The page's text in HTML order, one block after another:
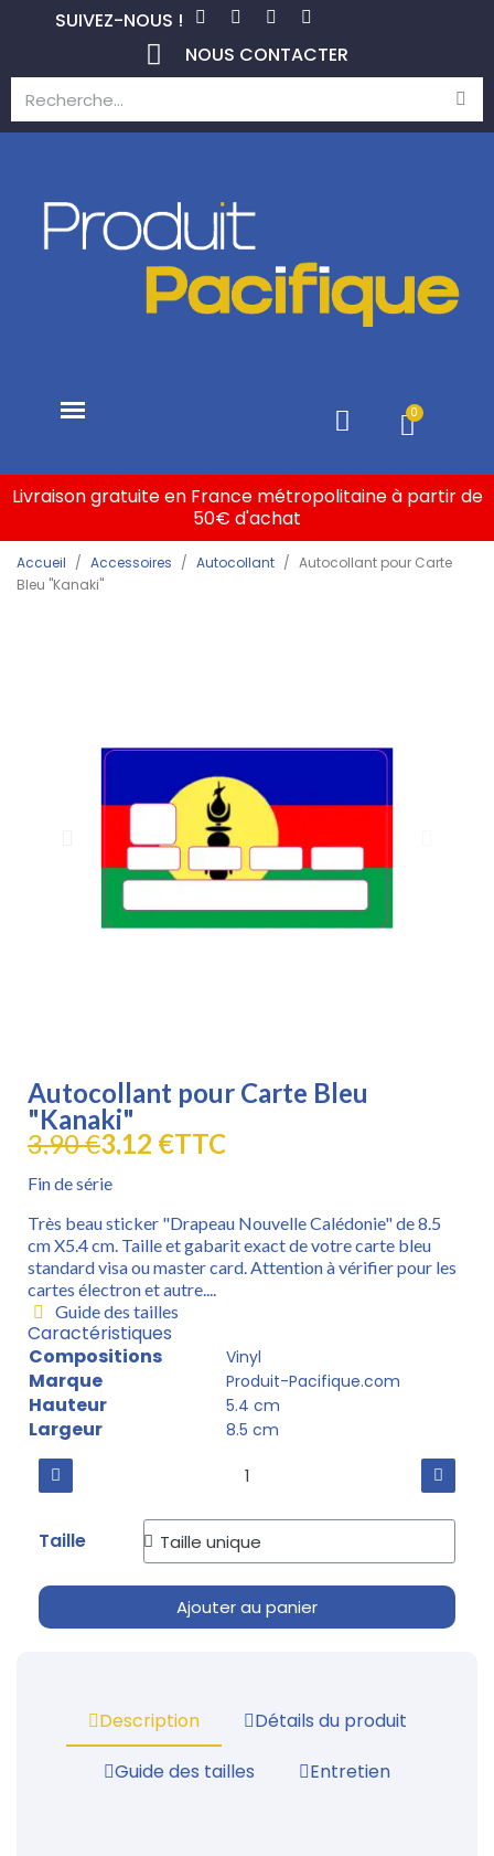
SUIVEZ-NOUS !
NOUS CONTACTER
Livraison gratuite en France métropolitaine à partir de
50€ d'achat
Accueil Accessoires Autocollant
Autocollant pour Carte
Bleu "Kanaki"
Autocollant pour Carte Bleu
"Kanaki"
3,90 €3,12 €TTC
Fin de série
Très beau sticker "Drapeau Nouvelle Calédonie" de 8.5
cm X5.4 cm. Taille et gabarit exact de votre carte bleu
standard visa ou master card. Attention à vérifier pour les
cartes électron et autre....
Guide des tailles
Caractéristiques
Compositions
Vinyl
Marque Produit-Pacifique.com
Hauteur 5.4 cm
Largeur 8.5 cm
Taille
Ajouter au panier
Description
Détails du produit
Guide des tailles
Entretien